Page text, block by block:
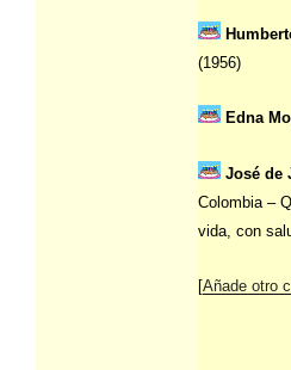
(1956)
Edna
José de
Colombia –
vida, con
[Añade otro